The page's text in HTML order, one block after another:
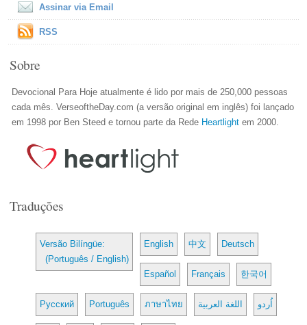
Assinar via Email
RSS
Sobre
Devocional Para Hoje atualmente é lido por mais de 250,000 pessoas
cada mês. VerseoftheDay.com (a versão original em inglês) foi lançado
em 1998 por Ben Steed e tornou parte da Rede Heartlight em 2000.
Traduções
Versão Bilíngüe:
(Português / English)
English 中文 Deutsch
Español Français 한국어
Русский Português ภาษาไทย اللغة العربية اُردو